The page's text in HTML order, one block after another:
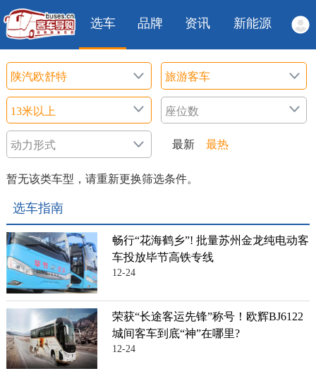
选车 品牌 资讯 新能源
最新 最热
暂无该类车型，请重新更换筛选条件。
选车指南
畅行“花海鹤乡”! 批量苏州金龙纯电动客
车投放毕节高铁专线
12-24
荣获“长途客运先锋”称号！欧辉BJ6122
城间客车到底“神”在哪里?
12-24